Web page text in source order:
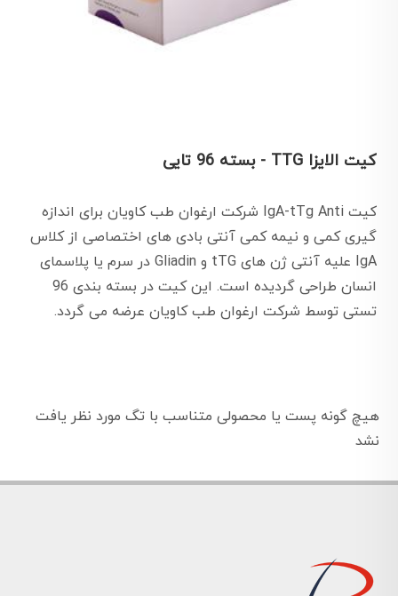
کیت الایزا TTG - بسته 96 تایی
کیت IgA-tTg Anti شرکت ارغوان طب کاویان برای اندازه
گیری کمی و نیمه کمی آنتی بادی های اختصاصی از کلاس
IgA علیه آنتی ژن های tTG و Gliadin در سرم یا پلاسمای
انسان طراحی گردیده است. این کیت در بسته بندی 96
تستی توسط شرکت ارغوان طب کاویان عرضه می گردد.
هیچ گونه پست یا محصولی متناسب با تگ مورد نظر یافت
نشد